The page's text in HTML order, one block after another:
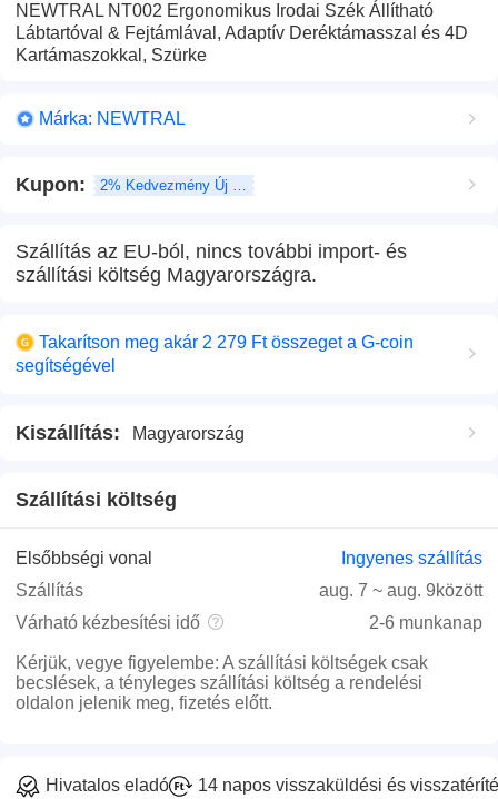
NEWTRAL NT002 Ergonomikus Irodai Szék Állítható
Lábtartóval & Fejtámlával, Adaptív Deréktámasszal és 4D
Kartámaszokkal, Szürke
Márka: NEWTRAL
Kupon:
Szállítás az EU-ból, nincs további import- és
szállítási költség Magyarországra.
Takarítson meg akár 2 279 Ft összeget a G-coin
segítségével
Kiszállítás: Magyarország
Szállítási költség
Elsőbbségi vonal
Ingyenes szállítás
Szállítás
aug. 7 ~ aug. 9között
Várható kézbesítési idő
2-6 munkanap
Kérjük, vegye figyelembe:A szállítási költségek csak
becslések, a tényleges szállítási költség a rendelési
oldalon jelenik meg, fizetés előtt.
Hivatalos eladó 14 napos visszaküldési és